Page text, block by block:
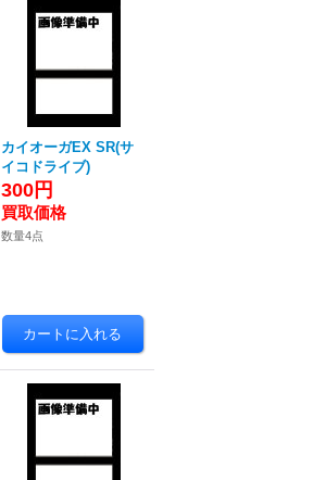
カイオーガEX SR(サ
イコドライブ)
300円
数量4点